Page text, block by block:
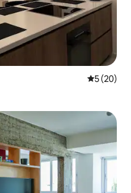
Średnia
5 (20)